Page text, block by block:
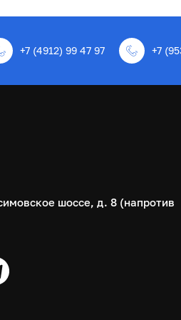
+7 (4912) 99 47 97 +7
шоссе, д. 8 (напротив